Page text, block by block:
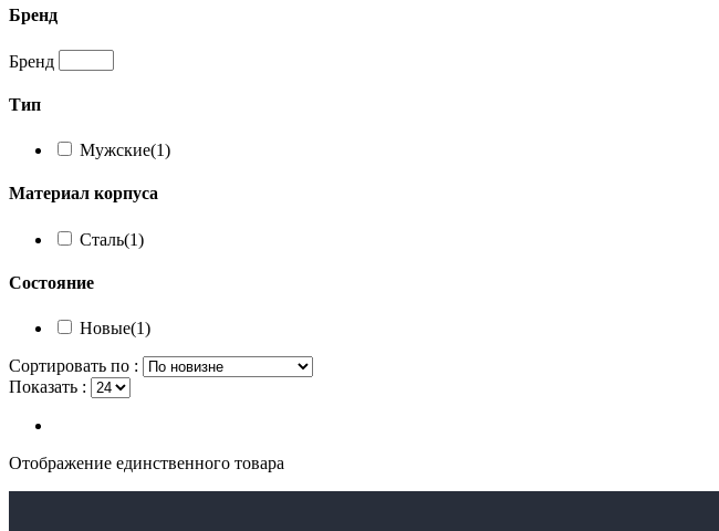
Бренд
Бренд
Тип
Мужские(1)
Материал корпуса
Сталь(1)
Состояние
Новые(1)
Сортировать по :
Показать :
Отображение единственного товара